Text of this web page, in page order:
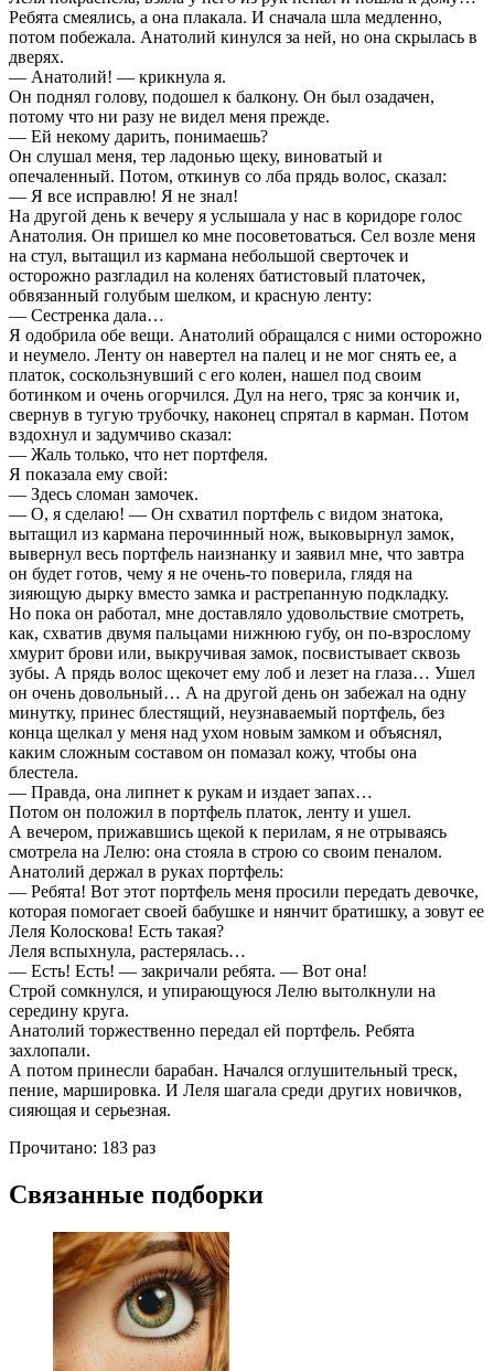
Ребята смеялись, а она плакала. И сначала шла медленно,
потом побежала. Анатолий кинулся за ней, но она скрылась в
дверях.
— Анатолий! — крикнула я.
Он поднял голову, подошел к балкону. Он был озадачен,
потому что ни разу не видел меня прежде.
— Ей некому дарить, понимаешь?
Он слушал меня, тер ладонью щеку, виноватый и
опечаленный. Потом, откинув со лба прядь волос, сказал:
— Я все исправлю! Я не знал!
На другой день к вечеру я услышала у нас в коридоре голос
Анатолия. Он пришел ко мне посоветоваться. Сел возле меня
на стул, вытащил из кармана небольшой сверточек и
осторожно разгладил на коленях батистовый платочек,
обвязанный голубым шелком, и красную ленту:
— Сестренка дала…
Я одобрила обе вещи. Анатолий обращался с ними осторожно
и неумело. Ленту он навертел на палец и не мог снять ее, а
платок, соскользнувший с его колен, нашел под своим
ботинком и очень огорчился. Дул на него, тряс за кончик и,
свернув в тугую трубочку, наконец спрятал в карман. Потом
вздохнул и задумчиво сказал:
— Жаль только, что нет портфеля.
Я показала ему свой:
— Здесь сломан замочек.
— О, я сделаю! — Он схватил портфель с видом знатока,
вытащил из кармана перочинный нож, выковырнул замок,
вывернул весь портфель наизнанку и заявил мне, что завтра
он будет готов, чему я не очень-то поверила, глядя на
зияющую дырку вместо замка и растрепанную подкладку.
Но пока он работал, мне доставляло удовольствие смотреть,
как, схватив двумя пальцами нижнюю губу, он по-взрослому
хмурит брови или, выкручивая замок, посвистывает сквозь
зубы. А прядь волос щекочет ему лоб и лезет на глаза… Ушел
он очень довольный… А на другой день он забежал на одну
минутку, принес блестящий, неузнаваемый портфель, без
конца щелкал у меня над ухом новым замком и объяснял,
каким сложным составом он помазал кожу, чтобы она
блестела.
— Правда, она липнет к рукам и издает запах…
Потом он положил в портфель платок, ленту и ушел.
А вечером, прижавшись щекой к перилам, я не отрываясь
смотрела на Лелю: она стояла в строю со своим пеналом.
Анатолий держал в руках портфель:
— Ребята! Вот этот портфель меня просили передать девочке,
которая помогает своей бабушке и нянчит братишку, а зовут ее
Леля Колоскова! Есть такая?
Леля вспыхнула, растерялась…
— Есть! Есть! — закричали ребята. — Вот она!
Строй сомкнулся, и упирающуюся Лелю вытолкнули на
середину круга.
Анатолий торжественно передал ей портфель. Ребята
захлопали.
А потом принесли барабан. Начался оглушительный треск,
пение, маршировка. И Леля шагала среди других новичков,
сияющая и серьезная.
Прочитано: 183 раз
Связанные подборки